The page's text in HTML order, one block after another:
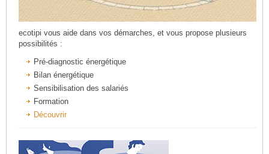
ecotipi vous aide dans vos démarches, et vous propose plusieurs
possibilités :
Pré-diagnostic énergétique
Bilan énergétique
Sensibilisation des salariés
Formation
Découvrir